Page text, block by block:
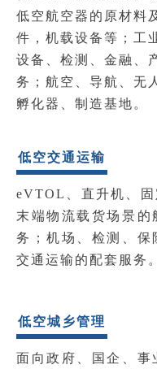
低空航空器的原材料
件，机载设备等； 工
设备、检测、金融、
务； 航空、导航、无
孵化器、制造基地。
低空交通运输
eVTOL、直升机、
末端物流载货场景的
务； 机场、检测、保
交通运输的配套服务。
低空城乡管理
面向政府、国企、事